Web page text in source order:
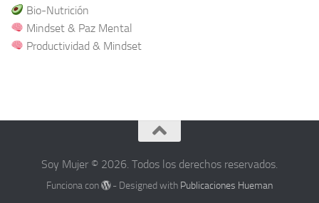
Bio-Nutrición
Mindset & Paz Mental
Productividad & Mindset
Soy Mujer © 2026. Todos los derechos reservados.
Funciona con - Designed with Publicaciones Hueman